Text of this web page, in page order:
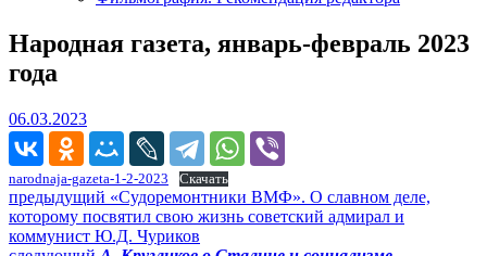
Народная газета, январь-февраль 2023
года
06.03.202306.03.2023
narodnaja-gazeta-1-2-2023 Скачать
Навигация
по
предыдущий Предыдущий
пост:
«Судоремонтники ВМФ». О славном деле,
которому посвятил свою жизнь советский адмирал и
коммунист Ю.Д. Чуриков